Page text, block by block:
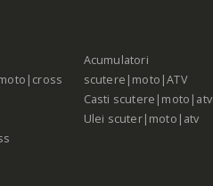
Acumulatori
scutere|moto|ATV
Casti scutere|moto|atv
Ulei scuter|moto|atv